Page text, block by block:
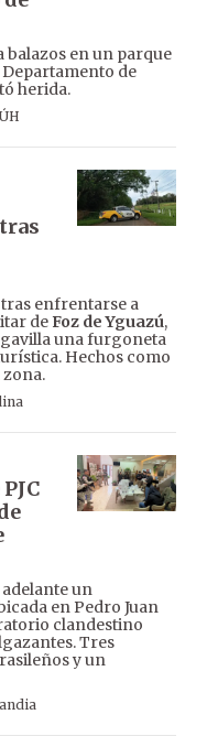
balazos en un parque
de
herida.
enfrentarse a
deFoz de Yguazú,
gavilla una furgoneta
Hechos como
zona.
un
en Pedro Juan
clandestino
Tres
y un